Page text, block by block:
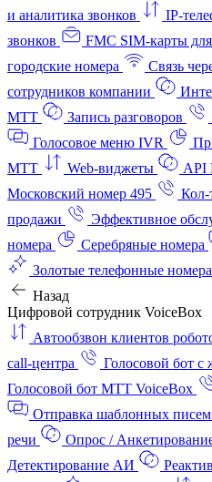
и аналитика звонков
IP-
звонков
FMC SIM-карты для
городские номера
Связь
сотрудников компании
МТТ
Запись разговоров
Голосовое меню IVR
МТТ
Web-виджеты
API
Московский номер 495
Кол-
продажи
Эффективное
номера
Серебряные номера
Золотые телефонные номера
Назад
Цифровой сотрудник VoiceBox
Автообзвон клиентов
call-центра
Голосовой бот с
Голосовой бот МТТ VoiceBox
Отправка шаблонных
речи
Опрос /
Детектирование АИ